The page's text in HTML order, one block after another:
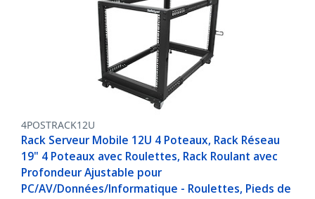
4POSTRACK12U
Rack Serveur Mobile 12U 4 Poteaux, Rack Réseau
19" 4 Poteaux avec Roulettes, Rack Roulant avec
Profondeur Ajustable pour
PC/AV/Données/Informatique - Roulettes, Pieds de